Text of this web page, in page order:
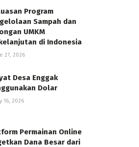
Program
Sampah dan
UMKM
di Indonesia
27, 2026
Desa Enggak
Dolar
16, 2026
Permainan Online
Dana Besar dari